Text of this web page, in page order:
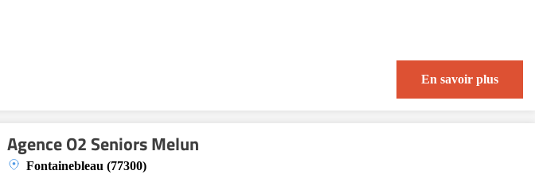
En savoir plus
Agence O2 Seniors Melun
Fontainebleau (77300)